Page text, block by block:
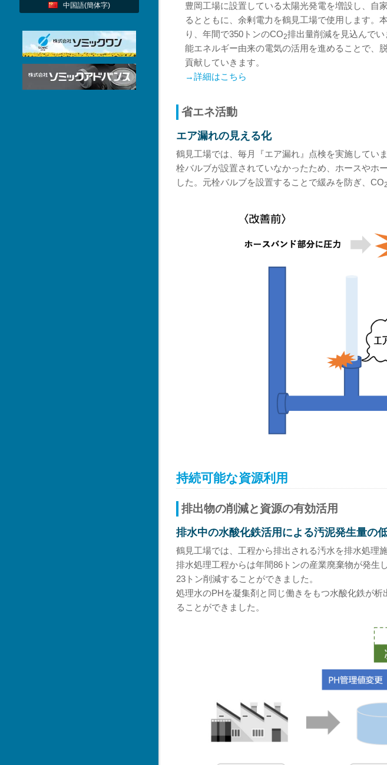
中国語(簡体字)
豊岡工場に設置している太陽光発電を増設し、自
るとともに、余剰電力を鶴見工場で使用します。
り、年間で350トンのCO2排出量削減を見込んで
能エネルギー由来の電気の活用を進めることで、
貢献していきます。
→詳細はこちら
省エネ活動
エア漏れの見える化
鶴見工場では、毎月『エア漏れ』点検を実施してい
栓バルブが設置されていなかったため、ホースやホ
した。元栓バルブを設置することで緩みを防ぎ、CO2
持続可能な資源利用
排出物の削減と資源の有効活用
排水中の水酸化鉄活用による汚泥発生量の
鶴見工場では、工程から排出される汚水を排水処理
排水処理工程からは年間86トンの産業廃棄物が発生
23トン削減することができました。
処理水のPHを凝集剤と同じ働きをもつ水酸化鉄が
ることができました。